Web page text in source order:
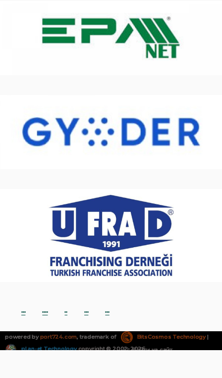
*** **** ** *** ***
powered byport724.com, trademark of BitsCosmos Technology|
pLan-et Technologycopyright © 2002-2026Войти на сайт